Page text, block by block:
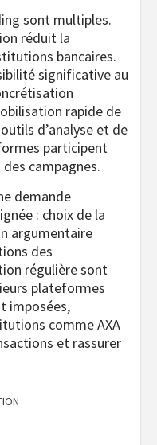
sont multiples.
réduit la
bancaires.
significative au
rapide de
d’analyse et de
participent
campagnes.
demande
: choix de la
argumentaire
des
régulière sont
plateformes
imposées,
comme AXA
et rassurer